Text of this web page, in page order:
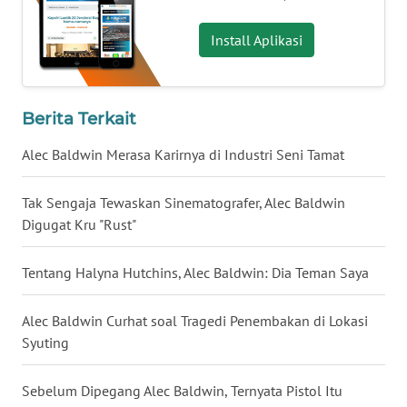
Install Aplikasi
Berita Terkait
Alec Baldwin Merasa Karirnya di Industri Seni Tamat
Tak Sengaja Tewaskan Sinematografer, Alec Baldwin
Digugat Kru "Rust"
Tentang Halyna Hutchins, Alec Baldwin: Dia Teman Saya
Alec Baldwin Curhat soal Tragedi Penembakan di Lokasi
Syuting
Sebelum Dipegang Alec Baldwin, Ternyata Pistol Itu
WN
BABEL
SUMBAR
WN
SUMSEL
WN
BENGKULU
WN
LAMPUNG
WN